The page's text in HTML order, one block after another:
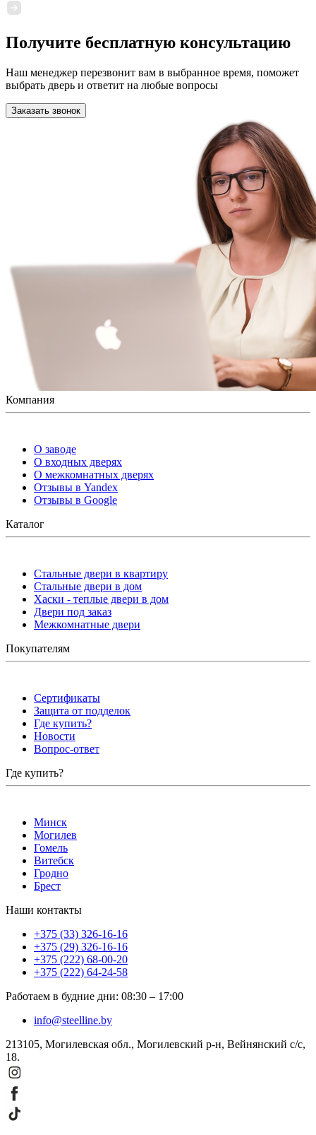
Получите бесплатную консультацию
Наш менеджер перезвонит вам в выбранное время, поможет
выбрать дверь и ответит на любые вопросы
Заказать звонок
Компания
О заводе
О входных дверях
О межкомнатных дверях
Отзывы в Yandex
Отзывы в Google
Каталог
Стальные двери в квартиру
Стальные двери в дом
Хаски - теплые двери в дом
Двери под заказ
Межкомнатные двери
Покупателям
Сертификаты
Защита от подделок
Где купить?
Новости
Вопрос-ответ
Где купить?
Минск
Могилев
Гомель
Витебск
Гродно
Брест
Наши контакты
+375 (33) 326-16-16
+375 (29) 326-16-16
+375 (222) 68-00-20
+375 (222) 64-24-58
Работаем в будние дни: 08:30 – 17:00
info@steelline.by
213105, Могилевская обл., Могилевский р-н, Вейнянский с/с,
18.